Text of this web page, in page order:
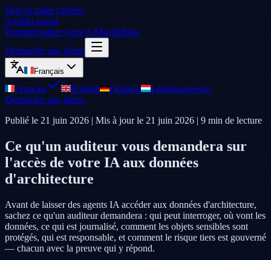
Skip to main content
Archilu portal
ProduitEvaluer votre EATarifsBlog
Demander une démo
Français
Français English Deutsch
Lëtzebuergesch
Demander une démo
Publié le 21 juin 2026 | Mis à jour le 21 juin 2026 | 9 min de lecture
Ce qu'un auditeur vous demandera sur
l'accès de votre IA aux données
d'architecture
Avant de laisser des agents IA accéder aux données d'architecture,
sachez ce qu'un auditeur demandera : qui peut interroger, où vont les
données, ce qui est journalisé, comment les objets sensibles sont
protégés, qui est responsable, et comment le risque tiers est gouverné
— chacun avec la preuve qui y répond.